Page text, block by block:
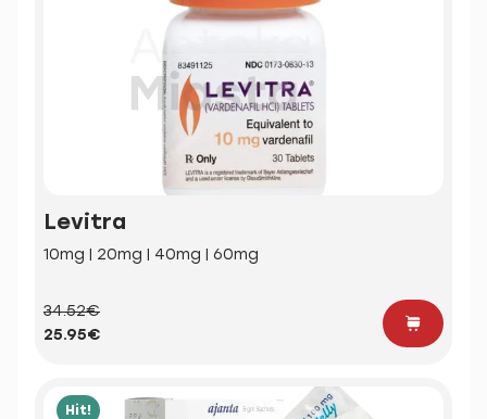
Levitra
10mg | 20mg | 40mg | 60mg
34.52€
25.95€
Hit!